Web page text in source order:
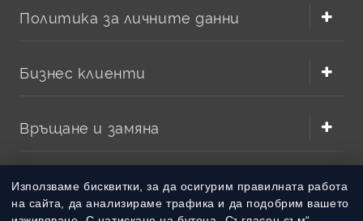
Използваме бисквитки, за да осигурим правилната работа
на сайта, да анализираме трафика и да подобрим вашето
Политика за личните данни
Бизнес клиенти
Връщане и замяна
Методи на плащане